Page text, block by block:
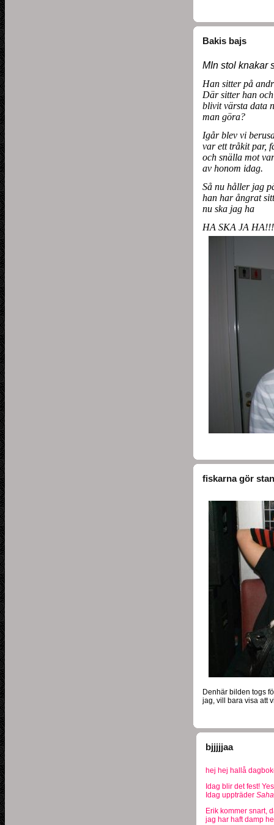
Bakis bajs
MIn stol knakar
Han sitter på
Där sitter han
blivit värsta data
man göra?
Igår blev vi
var ett tråkit par,
och snälla mot
av honom idag.
Så nu håller jag
han har ångrat
nu ska jag ha
HA SKA JA
fiskarna gör
Denhär bilden togs
jag, vill bara visa att
bjjjjjaa
hej hej hallå
Idag blir det fest!
Idag uppträder
Erik kommer snart,
jag har haft damp